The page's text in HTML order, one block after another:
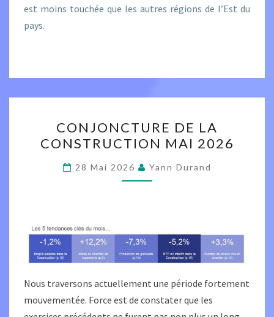
est moins touchée que les autres régions de l’Est du
pays.
DE
LA
CONSTRUCTION
MAI
CONJONCTURE DE LA
CONSTRUCTION MAI 2026
28 Mai 2026 Yann Durand
Nous traversons actuellement une période fortement
mouvementée. Force est de constater que les